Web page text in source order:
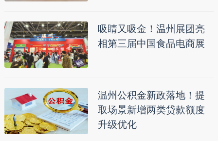
吸睛又吸金！温州展团亮
相第三届中国食品电商展
温州公积金新政落地！提
取场景新增两类贷款额度
升级优化